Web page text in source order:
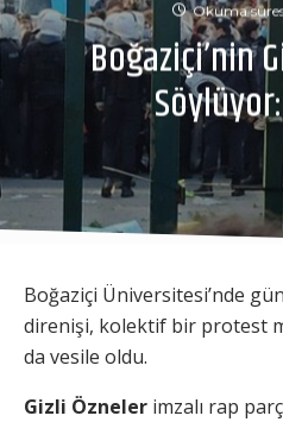
Okuma
Boğaziçi’nin
Boğaziçi Üniversitesi’nde
direnişi, kolektif bir protest
da vesile oldu.
Gizli Özneler imzalı rap